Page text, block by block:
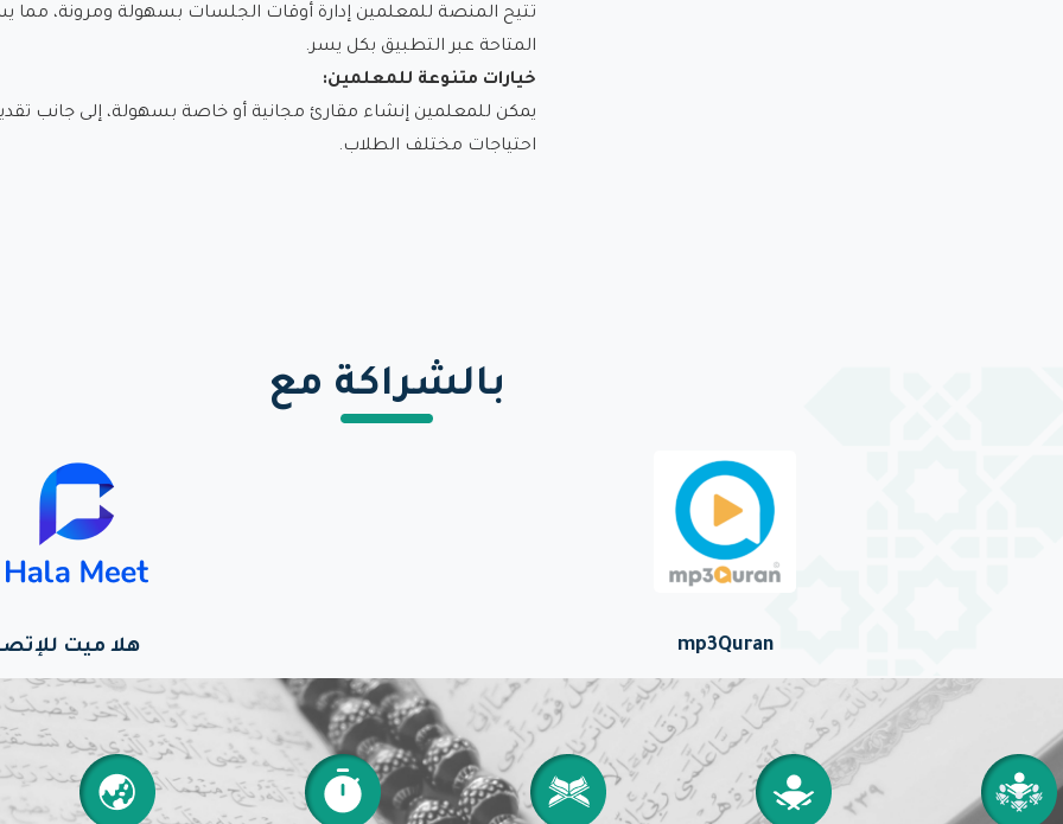
تتيح المنصة للمعلمين إدارة أوقات الجلسات بسهولة ومرونة،
المتاحة عبر التطبيق بكل يسر.
خيارات متنوعة للمعلمين:
يمكن للمعلمين إنشاء مقارئ مجانية أو خاصة بسهولة، إلى جانب
احتياجات مختلف الطلاب.
بالشراكة مع
mp3Quran هلا ميت